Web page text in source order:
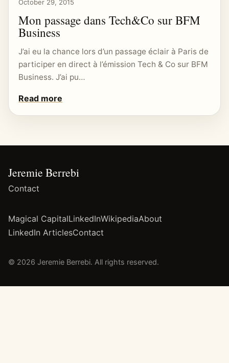
October 29, 2015
Mon passage dans Tech&Co sur BFM
Business
J’ai eu la chance lors d’un passage éclair à Paris de
participer en direct à l’émission Tech & Co sur BFM
Business. J’ai pu…
Read more
Jeremie Berrebi
Contact
Magical CapitalLinkedInWikipediaAbout
LinkedIn ArticlesContact
© 2026 Jeremie Berrebi. All rights reserved.